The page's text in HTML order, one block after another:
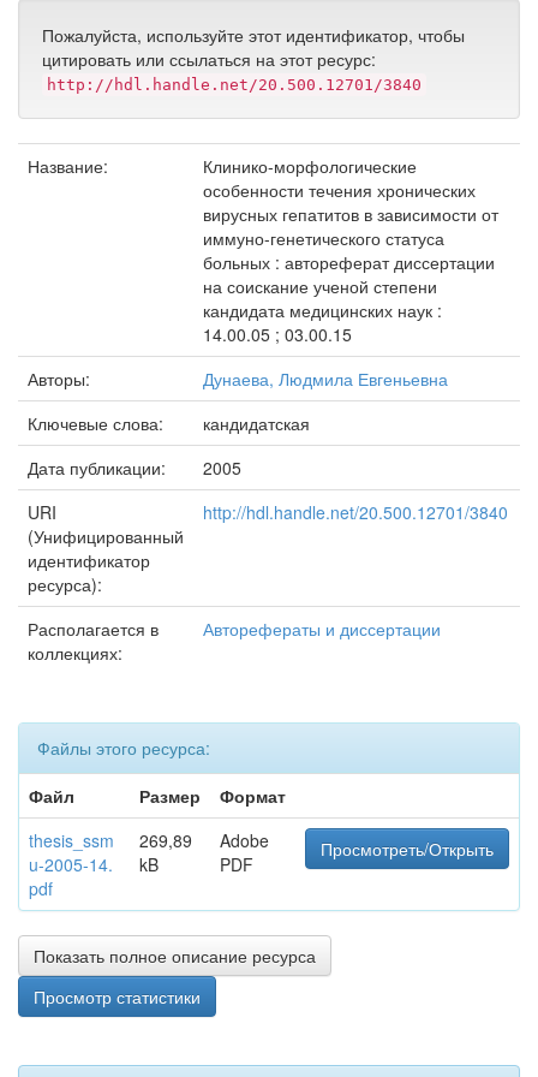
Пожалуйста, используйте этот идентификатор, чтобы
цитировать или ссылаться на этот ресурс:
http://hdl.handle.net/20.500.12701/3840
Название:
Клинико-морфологические
особенности течения хронических
вирусных гепатитов в зависимости от
иммуно-генетического статуса
больных : автореферат диссертации
на соискание ученой степени
кандидата медицинских наук :
14.00.05 ; 03.00.15
Авторы:
Дунаева, Людмила Евгеньевна
Ключевые слова:
кандидатская
Дата публикации:
2005
URI
(Унифицированный
идентификатор
ресурса):
http://hdl.handle.net/20.500.12701/3840
Располагается в
коллекциях:
Авторефераты и диссертации
Файлы этого ресурса:
Файл
Размер
Формат
thesis_ssm
u-2005-14.
pdf
269,89
kB
Adobe
PDF
Просмотреть/Открыть
Показать полное описание ресурса
Просмотр статистики